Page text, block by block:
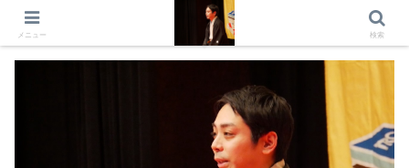
出演情報 出演依頼 日記 プロフィール
メニュー 検索